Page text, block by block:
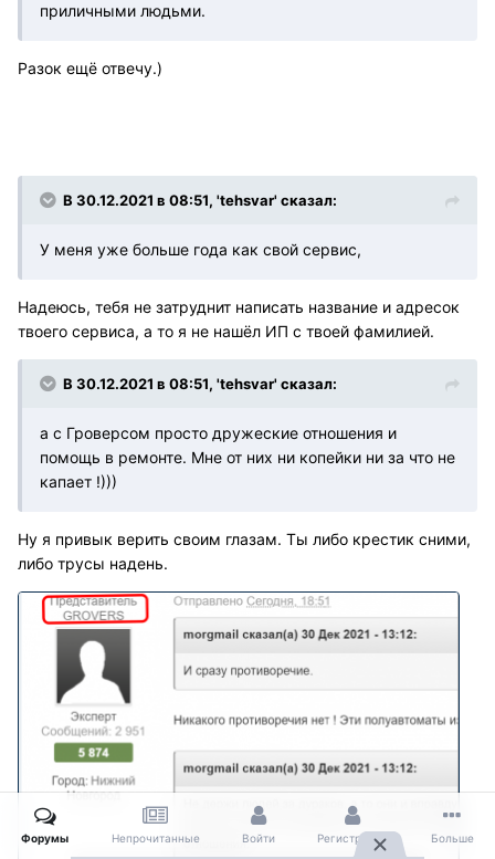
приличными людьми.
Разок ещё отвечу.)
В 30.12.2021 в 08:51, 'tehsvar' сказал:
У меня уже больше года как свой сервис,
Надеюсь, тебя не затруднит написать название и адресок
твоего сервиса, а то я не нашёл ИП с твоей фамилией.
В 30.12.2021 в 08:51, 'tehsvar' сказал:
а с Гроверсом просто дружеские отношения и
помощь в ремонте. Мне от них ни копейки ни за что не
капает !)))
Ну я привык верить своим глазам. Ты либо крестик сними,
либо трусы надень.
Форумы Непрочитанные Войти Регистрация Больше